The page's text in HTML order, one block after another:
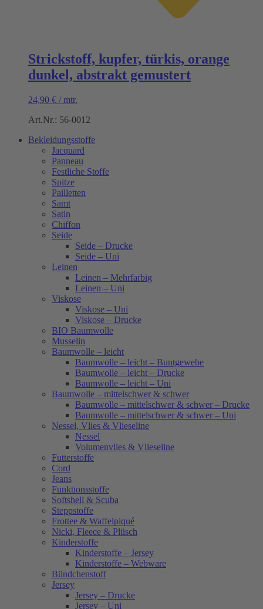
Strickstoff, kupfer, türkis, orange
dunkel, abstrakt gemustert
24,90 € / mtr.
Art.Nr.: 56-0012
Bekleidungsstoffe
Jacquard
Panneau
Festliche Stoffe
Spitze
Pailletten
Samt
Satin
Chiffon
Seide
Seide – Drucke
Seide – Uni
Leinen
Leinen – Mehrfarbig
Leinen – Uni
Viskose
Viskose – Uni
Viskose – Drucke
BIO Baumwolle
Musselin
Baumwolle – leicht
Baumwolle – leicht – Buntgewebe
Baumwolle – leicht – Drucke
Baumwolle – leicht – Uni
Baumwolle – mittelschwer & schwer
Baumwolle – mittelschwer & schwer – Drucke
Baumwolle – mittelschwer & schwer – Uni
Nessel, Vlies & Vlieseline
Nessel
Volumenvlies & Vlieseline
Futterstoffe
Cord
Jeans
Funktionsstoffe
Softshell & Scuba
Steppstoffe
Frottee & Waffelpiqué
Nicki, Fleece & Plüsch
Kinderstoffe
Kinderstoffe – Jersey
Kinderstoffe – Webware
Bündchenstoff
Jersey
Jersey – Drucke
Jersey – Uni